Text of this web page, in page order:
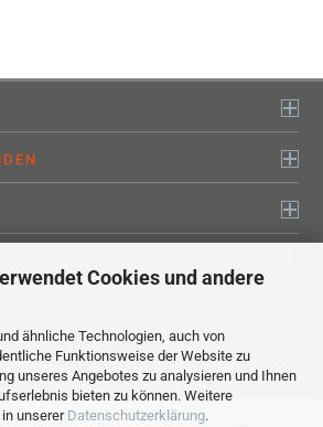
Cookies und andere
ähnliche Technologien, auch von
Funktionsweise der Website zu
unseres Angebotes zu analysieren und Ihnen
bieten zu können. Weitere
unserer Datenschutzerklärung.
inkl. MwSt., zzgl.Versandkosten
– Willkommen bei den Profis !
erstellenmit Gambio.de © 2020
für www.myaluprofil.de